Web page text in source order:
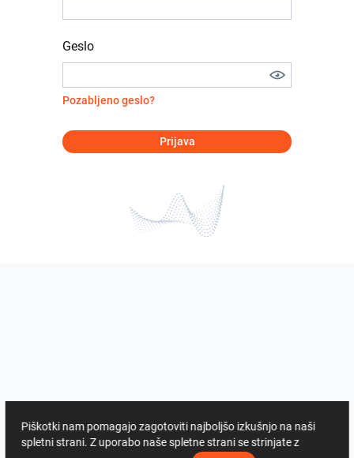
Geslo
Pozabljeno geslo?
Prijava
Piškotki nam pomagajo zagotoviti najboljšo izkušnjo na naši
spletni strani. Z uporabo naše spletne strani se strinjate z